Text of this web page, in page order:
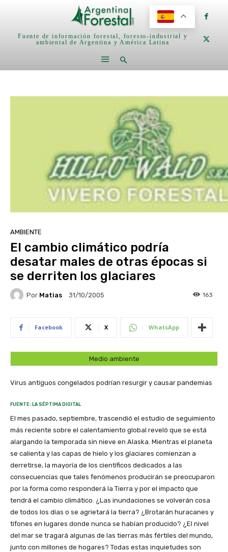
Fuente de información forestal, foresto-industrial y
ambiental de Argentina y América Latina
AMBIENTE
El cambio climático podría
desatar males de otras épocas si
se derriten los glaciares
Por Matias 31/10/2005 163
Facebook X WhatsApp
Medio ambiente
Virus antiguos congelados podrían resurgir y causar pandemias
FUENTE: LA SÉPTIMA DIGITAL
El mes pasado, septiembre, trascendió el estudio de seguimiento
más reciente sobre el calentamiento global reveló que se está
alargando la temporada sin nieve en Alaska. Mientras el planeta
se calienta y las capas de hielo y los glaciares comienzan a
derretirse, la mayoría de los científicos dedicados a las
consecuencias que tales fenómenos producirán se preocuparon
por la forma como responderá la Tierra y por el impacto que
tendrá el cambio climático. ¿Las inundaciones se volverán cosa
de todos los días o se agrietará la tierra? ¿Brotarán huracanes y
tifones en lugares donde nunca se habían producido? ¿El nivel
del mar se tragará algunas de las tierras más fértiles del mundo,
junto con millones de hogares? Todas estas inquietudes son